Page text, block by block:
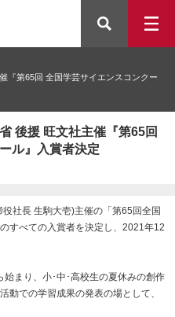
『第65回 全国学芸サイエンスコンクー
後援 旺文社主催『第65回
ル』入賞者決定
社長 生駒大壱)主催の「第65回全国
すべての入賞者を決定し、2021年12
まり、小･中･高校生の夏休みの創作
動での学習成果の発表の場として、